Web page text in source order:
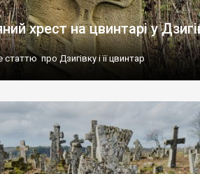
хрест на цвинтарі у
про Дзигівку і її цвинтар